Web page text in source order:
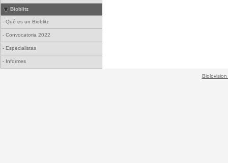
Bioblitz
- Qué es un Bioblitz
- Convocatoria 2022
- Especialistas
- Informes
Biolovision